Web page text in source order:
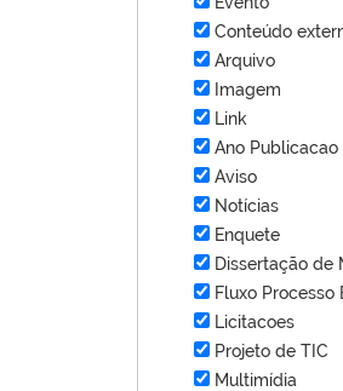
Conteúdo
Arquivo
Imagem
Link
Ano
Aviso
Notícias
Enquete
Dissertação de
Fluxo Processo
Licitacoes
Projeto de TIC
Multimídia